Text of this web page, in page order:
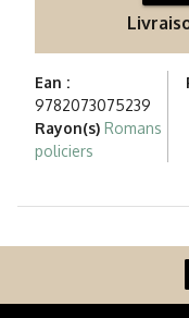
Ean :
9782073075239
Rayon(s) Romans
policiers